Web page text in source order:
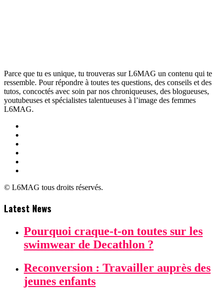
Parce que tu es unique, tu trouveras sur L6MAG un contenu qui te
ressemble. Pour répondre à toutes tes questions, des conseils et des
tutos, concoctés avec soin par nos chroniqueuses, des blogueuses,
youtubeuses et spécialistes talentueuses à l’image des femmes
L6MAG.
© L6MAG tous droits réservés.
Latest News
Pourquoi craque-t-on toutes sur les
swimwear de Decathlon ?
Reconversion : Travailler auprès des
jeunes enfants